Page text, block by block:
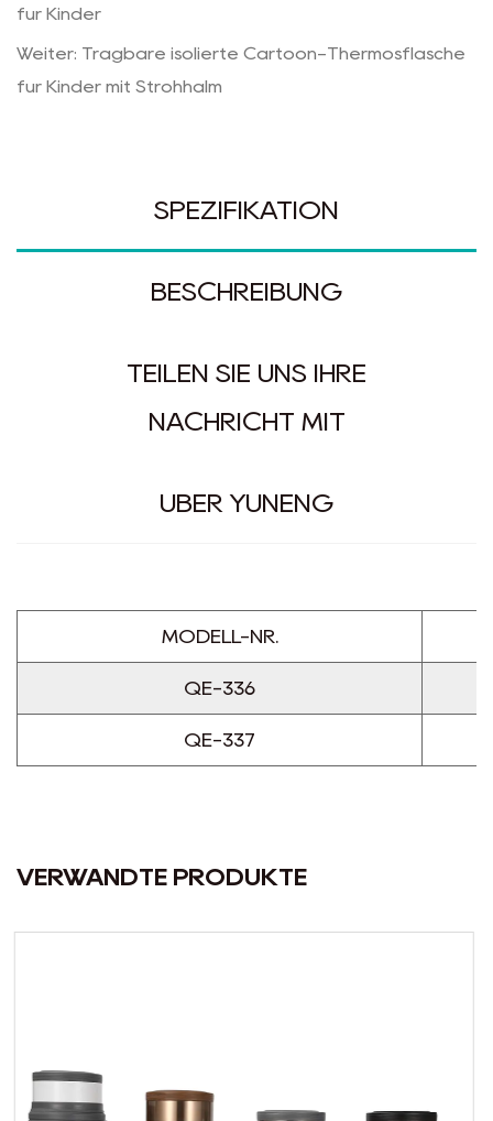
für Kinder
Weiter: Tragbare isolierte Cartoon-Thermosflasche
für Kinder mit Strohhalm
SPEZIFIKATION
BESCHREIBUNG
TEILEN SIE UNS IHRE
NACHRICHT MIT
ÜBER YUNENG
MODELL-NR.
QE-336
QE-337
VERWANDTE PRODUKTE